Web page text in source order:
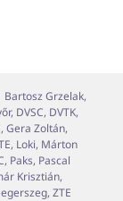
Címke
Bartosz Grzelak,
, DVSC, DVTK,
,Gera Zoltán,
, Loki, Márton
, Paks, Pascal
Krisztián,
,ZTE